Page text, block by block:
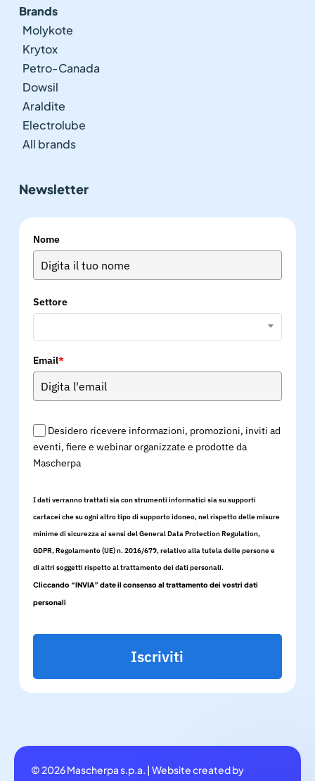
Brands
Molykote
Krytox
Petro-Canada
Dowsil
Araldite
Electrolube
All brands
Newsletter
Nome
Settore
Email*
Desidero ricevere informazioni, promozioni, inviti ad
eventi, fiere e webinar organizzate e prodotte da
Mascherpa
I dati verranno trattati sia con strumenti informatici sia su supporti
cartacei che su ogni altro tipo di supporto idoneo, nel rispetto delle misure
minime di sicurezza ai sensi del General Data Protection Regulation,
GDPR, Regolamento (UE) n. 2016/679, relativo alla tutela delle persone e
di altri soggetti rispetto al trattamento dei dati personali.
Cliccando “INVIA” date il consenso al trattamento dei vostri dati
personali
Iscriviti
© 2026 Mascherpa s.p.a. | Website created by